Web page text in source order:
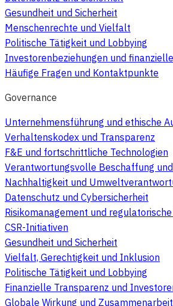
Gesundheit und Sicherheit
Menschenrechte und Vielfalt
Politische Tätigkeit und Lobbying
Investorenbeziehungen und
Häufige Fragen und Kontaktpunkte
Governance
Unternehmensführung und ethische
Verhaltenskodex und Transparenz
F&E und fortschrittliche Technologien
Verantwortungsvolle Beschaffung
Nachhaltigkeit und
Datenschutz und Cybersicherheit
Risikomanagement und
CSR-Initiativen
Gesundheit und Sicherheit
Vielfalt, Gerechtigkeit und Inklusion
Politische Tätigkeit und Lobbying
Finanzielle Transparenz und
Globale Wirkung und Zusammenarbeit